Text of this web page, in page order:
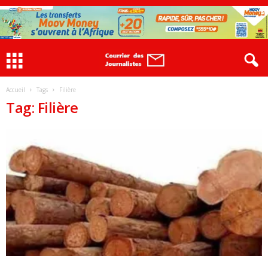
Accueil Tags Filière
Tag: Filière